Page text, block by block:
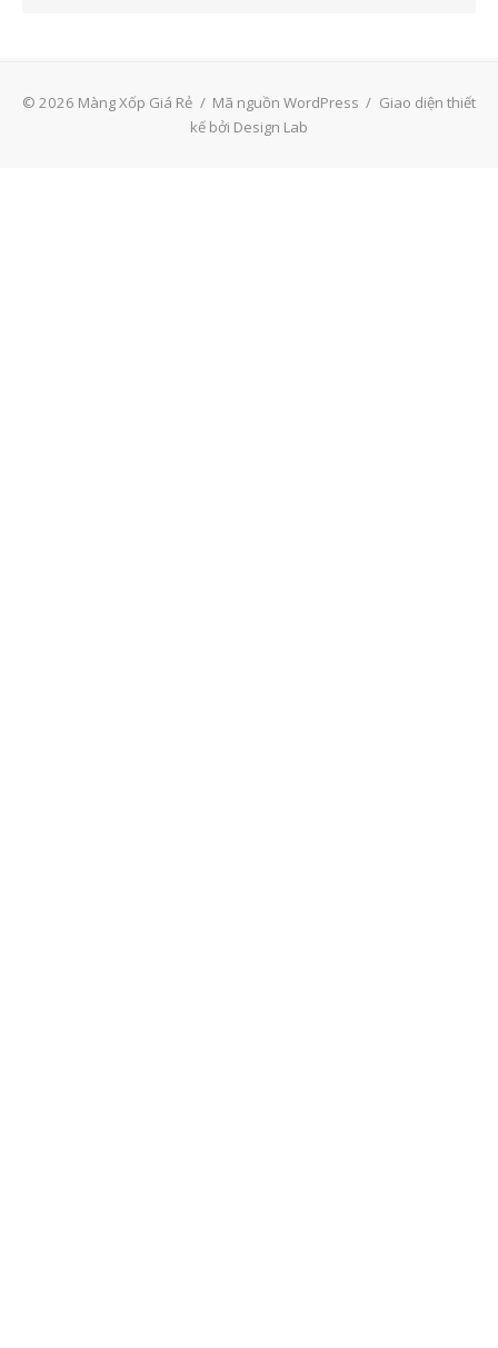
© 2026 Màng Xốp Giá Rẻ / Mã nguồn WordPress / Giao diện thiết
kế bởi Design Lab